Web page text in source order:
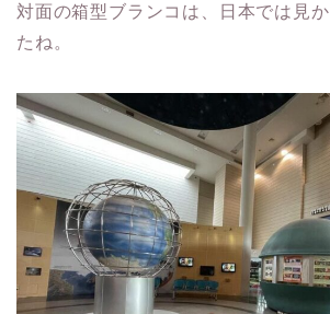
対面の箱型ブランコは、日本では見
たね。